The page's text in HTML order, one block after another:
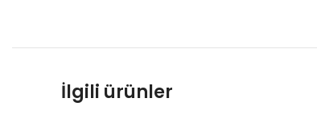
İlgili ürünler